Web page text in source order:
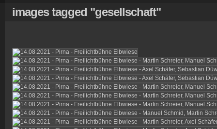
images tagged "gesellschaft"